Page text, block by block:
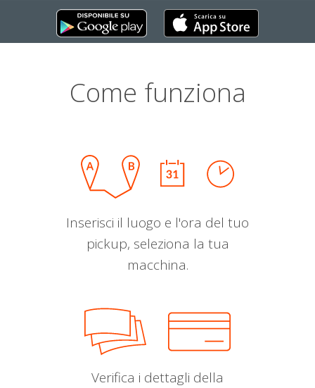
Come funziona
Inserisci il luogo e l'ora del tuo
pickup, seleziona la tua
macchina.
Verifica i dettagli della